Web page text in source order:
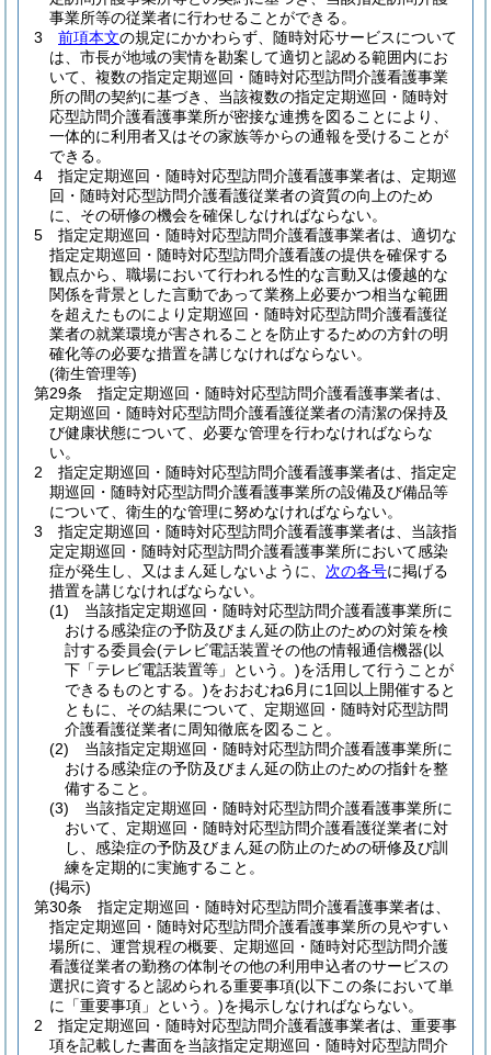
事業所等の従業者に行わせることができる。
3
前項本文の規定にかかわらず、随時対応サービスについて
は、市長が地域の実情を勘案して適切と認める範囲内にお
いて、複数の指定定期巡回・随時対応型訪問介護看護事業
所の間の契約に基づき、当該複数の指定定期巡回・随時対
応型訪問介護看護事業所が密接な連携を図ることにより、
一体的に利用者又はその家族等からの通報を受けることが
できる。
4
指定定期巡回・随時対応型訪問介護看護事業者は、定期巡
回・随時対応型訪問介護看護従業者の資質の向上のため
に、その研修の機会を確保しなければならない。
5
指定定期巡回・随時対応型訪問介護看護事業者は、適切な
指定定期巡回・随時対応型訪問介護看護の提供を確保する
観点から、職場において行われる性的な言動又は優越的な
関係を背景とした言動であって業務上必要かつ相当な範囲
を超えたものにより定期巡回・随時対応型訪問介護看護従
業者の就業環境が害されることを防止するための方針の明
確化等の必要な措置を講じなければならない。
(衛生管理等)
第29条
指定定期巡回・随時対応型訪問介護看護事業者は、
定期巡回・随時対応型訪問介護看護従業者の清潔の保持及
び健康状態について、必要な管理を行わなければならな
い。
2
指定定期巡回・随時対応型訪問介護看護事業者は、指定定
期巡回・随時対応型訪問介護看護事業所の設備及び備品等
について、衛生的な管理に努めなければならない。
3
指定定期巡回・随時対応型訪問介護看護事業者は、当該指
定定期巡回・随時対応型訪問介護看護事業所において感染
症が発生し、又はまん延しないように、 次の各号に掲げる
措置を講じなければならない。
(1)
当該指定定期巡回・随時対応型訪問介護看護事業所に
おける感染症の予防及びまん延の防止のための対策を検
討する委員会(テレビ電話装置その他の情報通信機器(以
下「テレビ電話装置等」という。)を活用して行うことが
できるものとする。)をおおむね6月に1回以上開催すると
ともに、その結果について、定期巡回・随時対応型訪問
介護看護従業者に周知徹底を図ること。
(2)
当該指定定期巡回・随時対応型訪問介護看護事業所に
おける感染症の予防及びまん延の防止のための指針を整
備すること。
(3)
当該指定定期巡回・随時対応型訪問介護看護事業所に
おいて、定期巡回・随時対応型訪問介護看護従業者に対
し、感染症の予防及びまん延の防止のための研修及び訓
練を定期的に実施すること。
(掲示)
第30条
指定定期巡回・随時対応型訪問介護看護事業者は、
指定定期巡回・随時対応型訪問介護看護事業所の見やすい
場所に、運営規程の概要、定期巡回・随時対応型訪問介護
看護従業者の勤務の体制その他の利用申込者のサービスの
選択に資すると認められる重要事項(以下この条において単
に「重要事項」という。)を掲示しなければならない。
2
指定定期巡回・随時対応型訪問介護看護事業者は、重要事
項を記載した書面を当該指定定期巡回・随時対応型訪問介